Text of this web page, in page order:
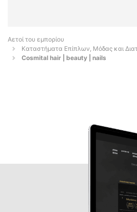
Αετοί του εμπορίου
Καταστήματα Επίπλων, Μόδας και
Cosmital hair | beauty | nails